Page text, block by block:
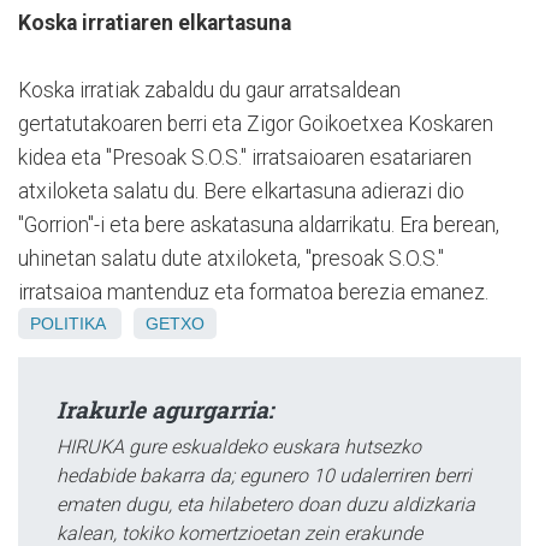
Koska irratiaren elkartasuna
Koska irratiak zabaldu du gaur arratsaldean
gertatutakoaren berri eta Zigor Goikoetxea Koskaren
kidea eta "Presoak S.O.S." irratsaioaren esatariaren
atxiloketa salatu du. Bere elkartasuna adierazi dio
"Gorrion"-i eta bere askatasuna aldarrikatu. Era berean,
uhinetan salatu dute atxiloketa, "presoak S.O.S."
irratsaioa mantenduz eta formatoa berezia emanez.
POLITIKA GETXO
Irakurle agurgarria:
HIRUKA gure eskualdeko euskara hutsezko
hedabide bakarra da; egunero 10 udalerriren berri
ematen dugu, eta hilabetero doan duzu aldizkaria
kalean, tokiko komertzioetan zein erakunde